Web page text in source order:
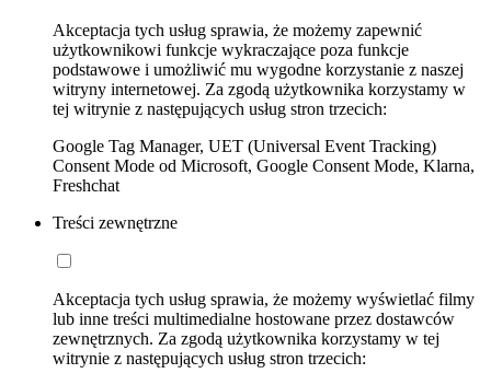
Akceptacja tych usług sprawia, że możemy zapewnić
użytkownikowi funkcje wykraczające poza funkcje
podstawowe i umożliwić mu wygodne korzystanie z naszej
witryny internetowej. Za zgodą użytkownika korzystamy w
tej witrynie z następujących usług stron trzecich:
Google Tag Manager, UET (Universal Event Tracking)
Consent Mode od Microsoft, Google Consent Mode, Klarna,
Freshchat
Treści zewnętrzne
Akceptacja tych usług sprawia, że możemy wyświetlać filmy
lub inne treści multimedialne hostowane przez dostawców
zewnętrznych. Za zgodą użytkownika korzystamy w tej
witrynie z następujących usług stron trzecich: